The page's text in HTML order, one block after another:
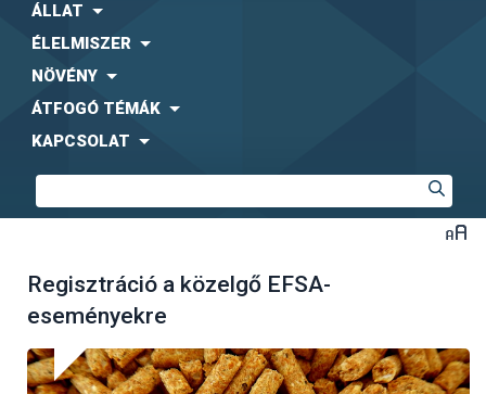
ÁLLAT
ÉLELMISZER
NÖVÉNY
ÁTFOGÓ TÉMÁK
KAPCSOLAT
Regisztráció a közelgő EFSA-
eseményekre